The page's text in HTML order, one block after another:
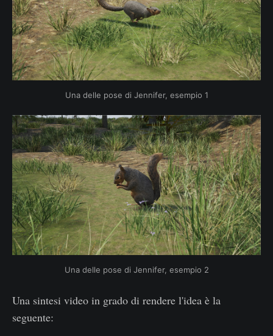
Una delle pose di Jennifer, esempio 1
Una delle pose di Jennifer, esempio 2
Una sintesi video in grado di rendere l'idea è la
seguente: